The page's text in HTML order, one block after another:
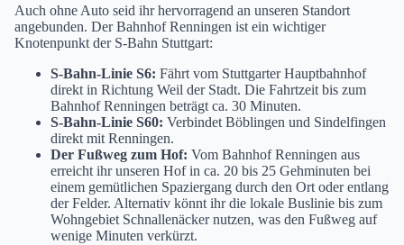
Auch ohne Auto seid ihr hervorragend an unseren Standort
angebunden. Der Bahnhof Renningen ist ein wichtiger
Knotenpunkt der S-Bahn Stuttgart:
S-Bahn-Linie S6: Fährt vom Stuttgarter Hauptbahnhof
direkt in Richtung Weil der Stadt. Die Fahrtzeit bis zum
Bahnhof Renningen beträgt ca. 30 Minuten.
S-Bahn-Linie S60: Verbindet Böblingen und Sindelfingen
direkt mit Renningen.
Der Fußweg zum Hof: Vom Bahnhof Renningen aus
erreicht ihr unseren Hof in ca. 20 bis 25 Gehminuten bei
einem gemütlichen Spaziergang durch den Ort oder entlang
der Felder. Alternativ könnt ihr die lokale Buslinie bis zum
Wohngebiet Schnallenäcker nutzen, was den Fußweg auf
wenige Minuten verkürzt.